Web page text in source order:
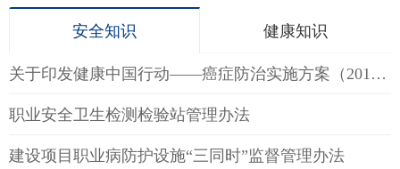
安全知识 健康知识
关于印发健康中国行动——癌症防治实施方案（2019—2022年）的通知
职业安全卫生检测检验站管理办法
建设项目职业病防护设施“三同时”监督管理办法